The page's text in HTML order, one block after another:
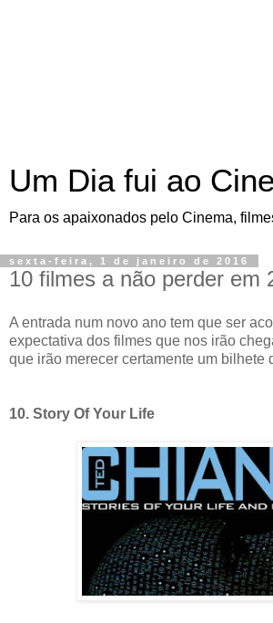
Um Dia fui ao
Para os apaixonados pelo Cinema,
sexta-feira, 1 de janeiro de 2016
10 filmes a não perder em
A entrada num novo ano tem que ser
expectativa dos filmes que nos irão
que irão merecer certamente um bilhete
10. Story Of Your Life